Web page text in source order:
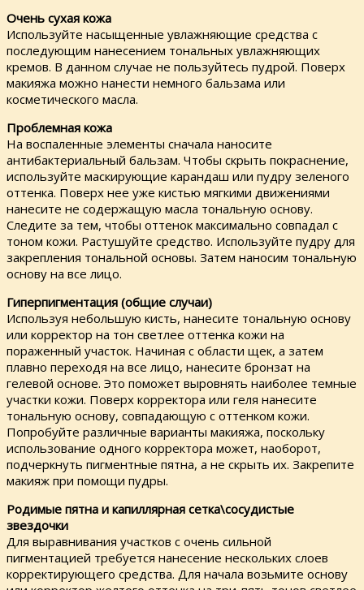
Очень сухая кожа
Используйте насыщенные увлажняющие средства с
последующим нанесением тональных увлажняющих
кремов. В данном случае не пользуйтесь пудрой. Поверх
макияжа можно нанести немного бальзама или
косметического масла.
Проблемная кожа
На воспаленные элементы сначала наносите
антибактериальный бальзам. Чтобы скрыть покраснение,
используйте маскирующие карандаш или пудру зеленого
оттенка. Поверх нее уже кистью мягкими движениями
нанесите не содержащую масла тональную основу.
Следите за тем, чтобы оттенок максимально совпадал с
тоном кожи. Растушуйте средство. Используйте пудру для
закрепления тональной основы. Затем наносим тональную
основу на все лицо.
Гиперпигментация (общие случаи)
Используя небольшую кисть, нанесите тональную основу
или корректор на тон светлее оттенка кожи на
пораженный участок. Начиная с области щек, а затем
плавно переходя на все лицо, нанесите бронзат на
гелевой основе. Это поможет выровнять наиболее темные
участки кожи. Поверх корректора или геля нанесите
тональную основу, совпадающую с оттенком кожи.
Попробуйте различные варианты макияжа, поскольку
использование одного корректора может, наоборот,
подчеркнуть пигментные пятна, а не скрыть их. Закрепите
макияж при помощи пудры.
Родимые пятна и капиллярная сетка\сосудистые
звездочки
Для выравнивания участков с очень сильной
пигментацией требуется нанесение нескольких слоев
корректирующего средства. Для начала возьмите основу